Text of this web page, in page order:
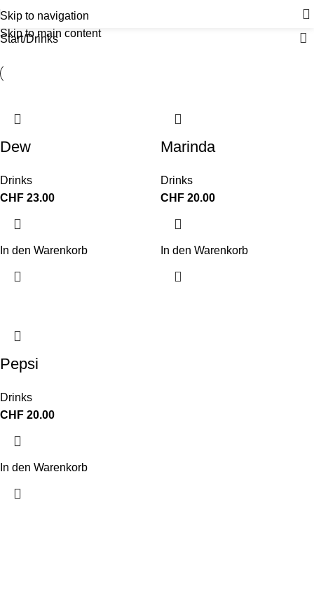
Skip to navigation
Skip to main content
Start Drinks
Dew
Drinks
CHF 23.00
In den Warenkorb
Marinda
Drinks
CHF 20.00
In den Warenkorb
Pepsi
Drinks
CHF 20.00
In den Warenkorb